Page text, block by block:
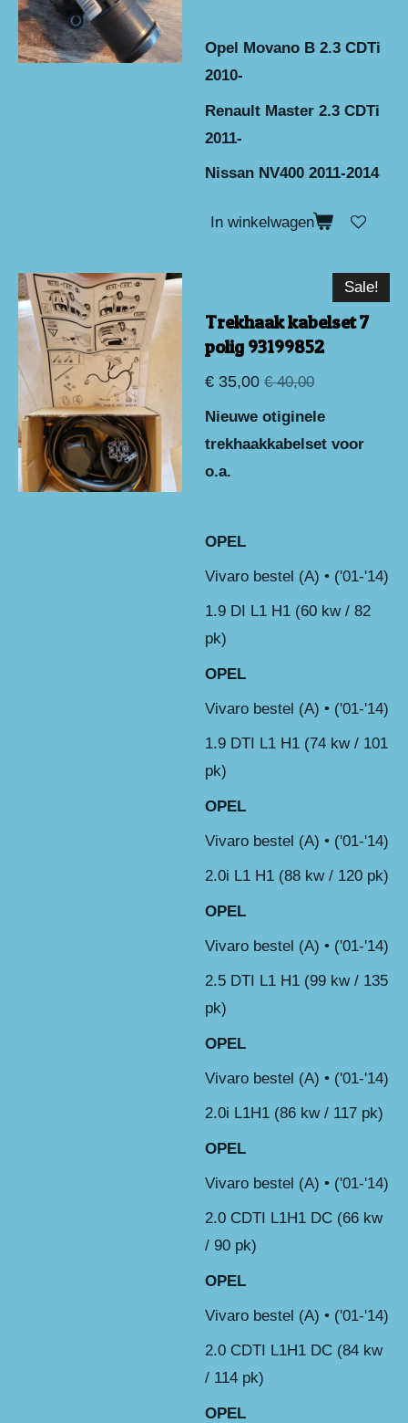
Opel Movano B 2.3 CDTi
2010-
Renault Master 2.3 CDTi
2011-
Nissan NV400 2011-2014
In winkelwagen
Sale!
Trekhaak kabelset 7
polig 93199852
€ 35,00 € 40,00
Nieuwe otiginele
trekhaakkabelset voor
o.a.
OPEL
Vivaro bestel (A) • ('01-'14)
1.9 DI L1 H1 (60 kw / 82
pk)
OPEL
Vivaro bestel (A) • ('01-'14)
1.9 DTI L1 H1 (74 kw / 101
pk)
OPEL
Vivaro bestel (A) • ('01-'14)
2.0i L1 H1 (88 kw / 120 pk)
OPEL
Vivaro bestel (A) • ('01-'14)
2.5 DTI L1 H1 (99 kw / 135
pk)
OPEL
Vivaro bestel (A) • ('01-'14)
2.0i L1H1 (86 kw / 117 pk)
OPEL
Vivaro bestel (A) • ('01-'14)
2.0 CDTI L1H1 DC (66 kw
/ 90 pk)
OPEL
Vivaro bestel (A) • ('01-'14)
2.0 CDTI L1H1 DC (84 kw
/ 114 pk)
OPEL